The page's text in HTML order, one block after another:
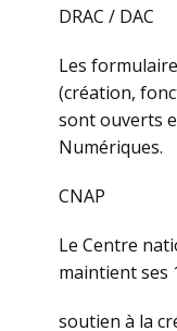
DRAC / DAC
Les
(création,
sont ouverts
Numériques.
CNAP
Le Centre
maintient ses
soutien à la